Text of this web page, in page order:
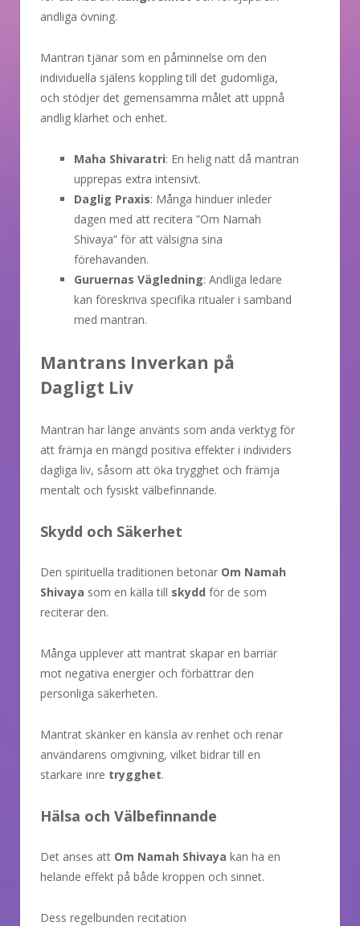
andliga övning.
Mantran tjänar som en påminnelse om den
individuella själens koppling till det gudomliga,
och stödjer det gemensamma målet att uppnå
andlig klarhet och enhet.
Maha Shivaratri: En helig natt då mantran
upprepas extra intensivt.
Daglig Praxis: Många hinduer inleder
dagen med att recitera ”Om Namah
Shivaya” för att välsigna sina
förehavanden.
Guruernas Vägledning: Andliga ledare
kan föreskriva specifika ritualer i samband
med mantran.
Mantrans Inverkan på
Dagligt Liv
Mantran har länge använts som anda verktyg för
att främja en mängd positiva effekter i individers
dagliga liv, såsom att öka trygghet och främja
mentalt och fysiskt välbefinnande.
Skydd och Säkerhet
Den spirituella traditionen betonar Om Namah
Shivaya som en källa till skydd för de som
reciterar den.
Många upplever att mantrat skapar en barriär
mot negativa energier och förbättrar den
personliga säkerheten.
Mantrat skänker en känsla av renhet och renar
användarens omgivning, vilket bidrar till en
starkare inre trygghet.
Hälsa och Välbefinnande
Det anses att Om Namah Shivaya kan ha en
helande effekt på både kroppen och sinnet.
Dess regelbunden recitation